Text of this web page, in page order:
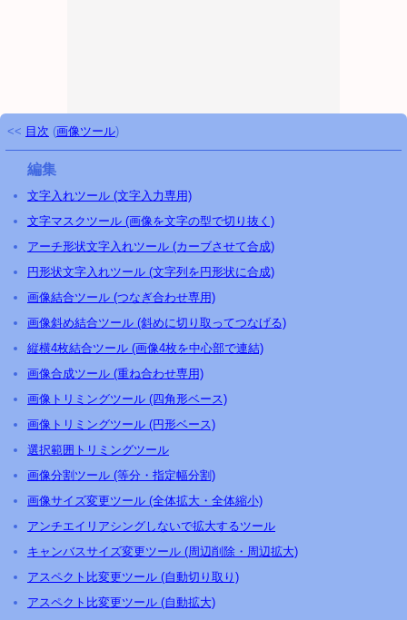
<< 目次 (画像ツール)
編集
文字入れツール (文字入力専用)
文字マスクツール (画像を文字の型で切り抜く)
アーチ形状文字入れツール (カーブさせて合成)
円形状文字入れツール (文字列を円形状に合成)
画像結合ツール (つなぎ合わせ専用)
画像斜め結合ツール (斜めに切り取ってつなげる)
縦横4枚結合ツール (画像4枚を中心部で連結)
画像合成ツール (重ね合わせ専用)
画像トリミングツール (四角形ベース)
画像トリミングツール (円形ベース)
選択範囲トリミングツール
画像分割ツール (等分・指定幅分割)
画像サイズ変更ツール (全体拡大・全体縮小)
アンチエイリアシングしないで拡大するツール
キャンバスサイズ変更ツール (周辺削除・周辺拡大)
アスペクト比変更ツール (自動切り取り)
アスペクト比変更ツール (自動拡大)